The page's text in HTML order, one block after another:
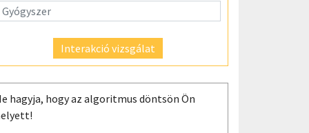
Interakció vizsgálat
hagyja, hogy az algoritmus döntsön Ön